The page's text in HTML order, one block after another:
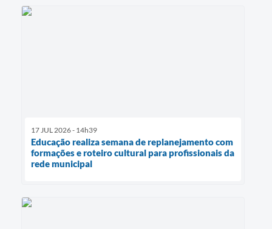
17 JUL 2026 - 14h39
Educação realiza semana de replanejamento com
formações e roteiro cultural para profissionais da
rede municipal